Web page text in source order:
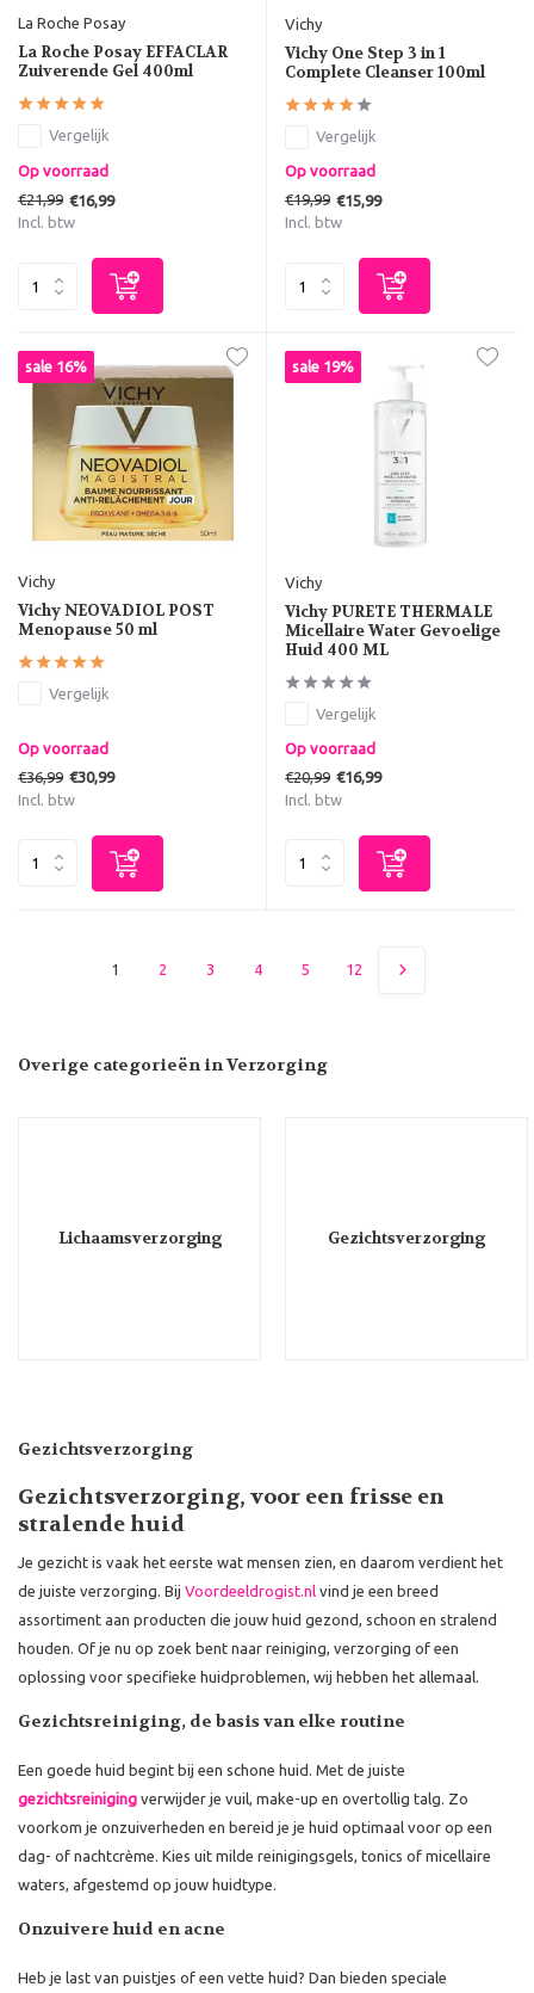
La Roche Posay
La Roche Posay EFFACLAR
Zuiverende Gel 400ml
Vergelijk
Op voorraad
€21,99 €16,99
Incl. btw
Vichy
Vichy One Step 3 in 1
Complete Cleanser 100ml
Vergelijk
Op voorraad
€19,99 €15,99
Incl. btw
sale 16%
Vichy
Vichy NEOVADIOL POST
Menopause 50 ml
Vergelijk
Op voorraad
€36,99 €30,99
Incl. btw
sale 19%
Vichy
Vichy PURETE THERMALE
Micellaire Water Gevoelige
Huid 400 ML
Vergelijk
Op voorraad
€20,99 €16,99
Incl. btw
1 2 3 4 5 12
Overige categorieën in Verzorging
Lichaamsverzorging Gezichtsverzorging
Gezichtsverzorging
Gezichtsverzorging, voor een frisse en
stralende huid
Je gezicht is vaak het eerste wat mensen zien, en daarom verdient het
de juiste verzorging. Bij Voordeeldrogist.nl vind je een breed
assortiment aan producten die jouw huid gezond, schoon en stralend
houden. Of je nu op zoek bent naar reiniging, verzorging of een
oplossing voor specifieke huidproblemen, wij hebben het allemaal.
Gezichtsreiniging, de basis van elke routine
Een goede huid begint bij een schone huid. Met de juiste
gezichtsreiniging verwijder je vuil, make-up en overtollig talg. Zo
voorkom je onzuiverheden en bereid je je huid optimaal voor op een
dag- of nachtcrème. Kies uit milde reinigingsgels, tonics of micellaire
waters, afgestemd op jouw huidtype.
Onzuivere huid en acne
Heb je last van puistjes of een vette huid? Dan bieden speciale